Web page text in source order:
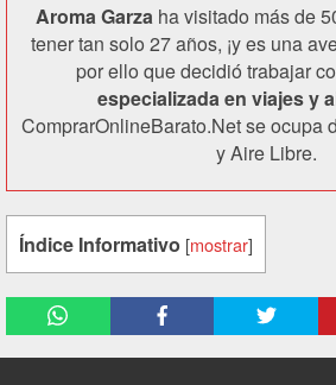
Aroma Garza ha visitado más de
tener tan solo 27 años, ¡y es una
por ello que decidió trabajar
especializada en viajes y
ComprarOnlineBarato.Net se ocupa
y Aire Libre.
Índice Informativo [mostrar]